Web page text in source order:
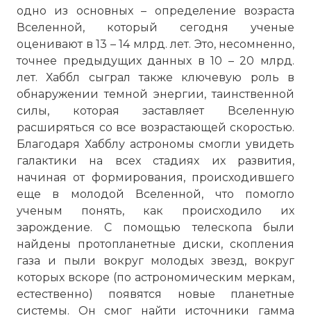
одно из основных – определение возраста
Вселенной, который сегодня ученые
оценивают в 13 – 14 млрд. лет. Это, несомненно,
точнее предыдущих данных в 10 – 20 млрд.
лет. Хаббл сыграл также ключевую роль в
обнаружении темной энергии, таинственной
силы, которая заставляет Вселенную
расширяться со все возрастающей скоростью.
Благодаря Хабблу астрономы смогли увидеть
галактики на всех стадиях их развития,
начиная от формирования, происходившего
еще в молодой Вселенной, что помогло
ученым понять, как происходило их
зарождение. С помощью телескопа были
найдены протопланетные диски, скопления
газа и пыли вокруг молодых звезд, вокруг
которых вскоре (по астрономическим меркам,
естественно) появятся новые планетные
системы. Он смог найти источники гамма